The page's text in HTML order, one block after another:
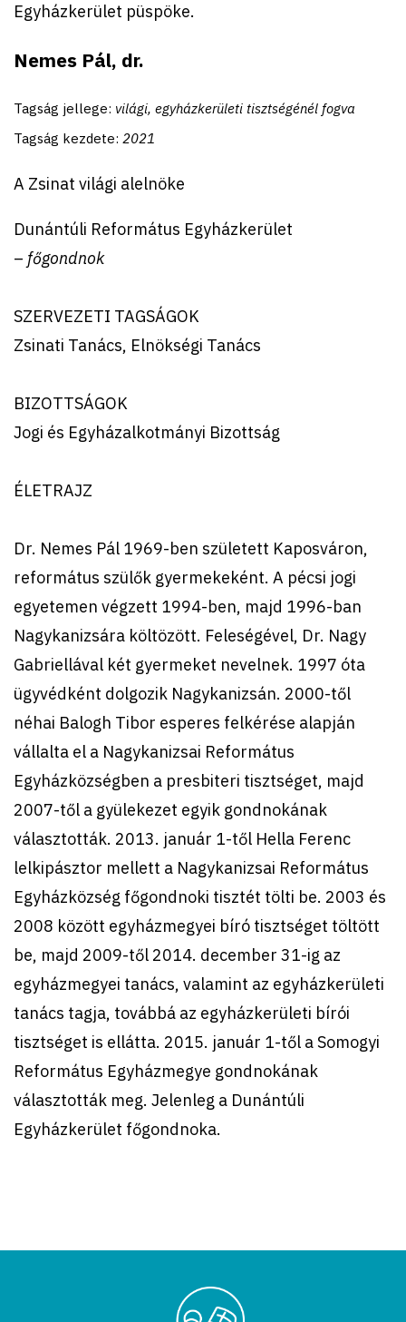
Egyházkerület püspöke.
Nemes Pál, dr.
Tagság jellege: világi, egyházkerületi tisztségénél fogva
Tagság kezdete: 2021
A Zsinat világi alelnöke
Dunántúli Református Egyházkerület
– főgondnok
SZERVEZETI TAGSÁGOK
Zsinati Tanács, Elnökségi Tanács
BIZOTTSÁGOK
Jogi és Egyházalkotmányi Bizottság
ÉLETRAJZ
Dr. Nemes Pál 1969-ben született Kaposváron,
református szülők gyermekeként. A pécsi jogi
egyetemen végzett 1994-ben, majd 1996-ban
Nagykanizsára költözött. Feleségével, Dr. Nagy
Gabriellával két gyermeket nevelnek. 1997 óta
ügyvédként dolgozik Nagykanizsán. 2000-től
néhai Balogh Tibor esperes felkérése alapján
vállalta el a Nagykanizsai Református
Egyházközségben a presbiteri tisztséget, majd
2007-től a gyülekezet egyik gondnokának
választották. 2013. január 1-től Hella Ferenc
lelkipásztor mellett a Nagykanizsai Református
Egyházközség főgondnoki tisztét tölti be. 2003 és
2008 között egyházmegyei bíró tisztséget töltött
be, majd 2009-től 2014. december 31-ig az
egyházmegyei tanács, valamint az egyházkerületi
tanács tagja, továbbá az egyházkerületi bírói
tisztséget is ellátta. 2015. január 1-től a Somogyi
Református Egyházmegye gondnokának
választották meg. Jelenleg a Dunántúli
Egyházkerület főgondnoka.